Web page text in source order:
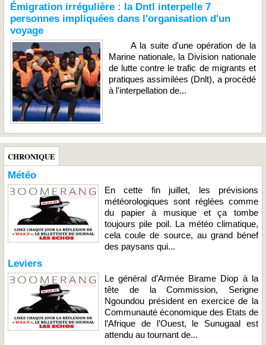
Émigration irrégulière : la Dntl interpelle 7
personnes impliquées dans l'organisation d'un
voyage
A la suite d'une opération de la
Marine nationale, la Division nationale
de lutte contre le trafic de migrants et
pratiques assimilées (Dnlt), a procédé
à l'interpellation de...
CHRONIQUE
Météo
En cette fin juillet, les prévisions
météorologiques sont réglées comme
du papier à musique et ça tombe
toujours pile poil. La météo climatique,
cela coule de source, au grand bénef
des paysans qui...
Leviers
Le général d’Armée Birame Diop à la
tête de la Commission, Serigne
Ngoundou président en exercice de la
Communauté économique des Etats de
l’Afrique de l’Ouest, le Sunugaal est
attendu au tournant de...